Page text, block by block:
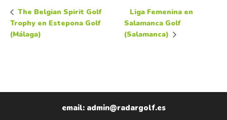
The Belgian Spirit Golf
Trophy en Estepona Golf
(Málaga)
Liga Femenina en
Salamanca Golf
(Salamanca)
email: admin@radargolf.es